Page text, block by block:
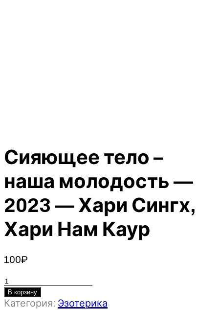
Сияющее тело –
наша молодость —
2023 — Хари Сингх,
Хари Нам Каур
100₽
Количество
товара
Сияющее
В корзину
Категория: Эзотерика